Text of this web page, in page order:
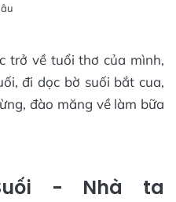
trở về tuổi thơ của mình,
đi dọc bờ suối bắt cua,
đào măng về làm bữa
- Nhà ta